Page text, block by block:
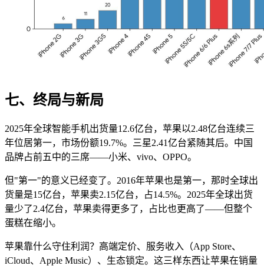
七、终局与新局
2025年全球智能手机出货量12.6亿台，苹果以2.48亿台连续三
年位居第一，市场份额19.7%。三星2.41亿台紧随其后。中国
品牌占前五中的三席——小米、vivo、OPPO。
但"第一"的意义已经变了。2016年苹果也是第一，那时全球出
货量是15亿台，苹果卖2.15亿台，占14.5%。2025年全球出货
量少了2.4亿台，苹果卖得更多了，占比也更高了——但整个
蛋糕在缩小。
苹果靠什么守住利润？高端定价、服务收入（App Store、
iCloud、Apple Music）、生态锁定。这三样东西让苹果在销量